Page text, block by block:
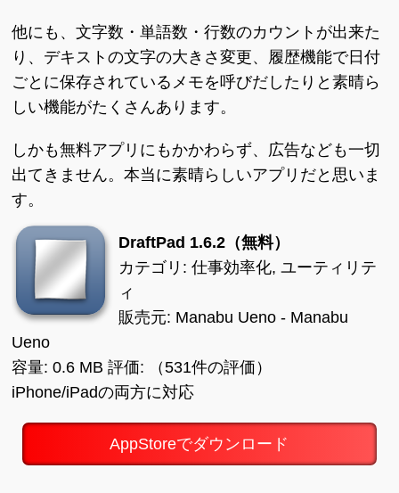
他にも、文字数・単語数・行数のカウントが出来た
り、デキストの文字の大きさ変更、履歴機能で日付
ごとに保存されているメモを呼びだしたりと素晴ら
しい機能がたくさんあります。
しかも無料アプリにもかかわらず、広告なども一切
出てきません。本当に素晴らしいアプリだと思いま
す。
DraftPad 1.6.2（無料）
カテゴリ: 仕事効率化, ユーティリテ
ィ
販売元: Manabu Ueno - Manabu
Ueno
容量: 0.6 MB 評価: （531件の評価）
iPhone/iPadの両方に対応
AppStoreでダウンロード